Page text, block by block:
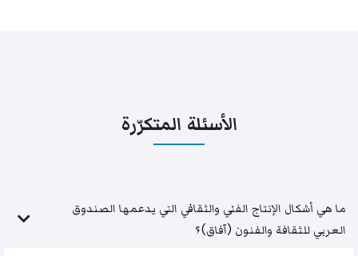
الأسئلة المتكرّرة
ما هي أشكال الإنتاج الفني والثقافي التي يدعمها الصندوق
العربي للثقافة والفنون (آفاق)؟